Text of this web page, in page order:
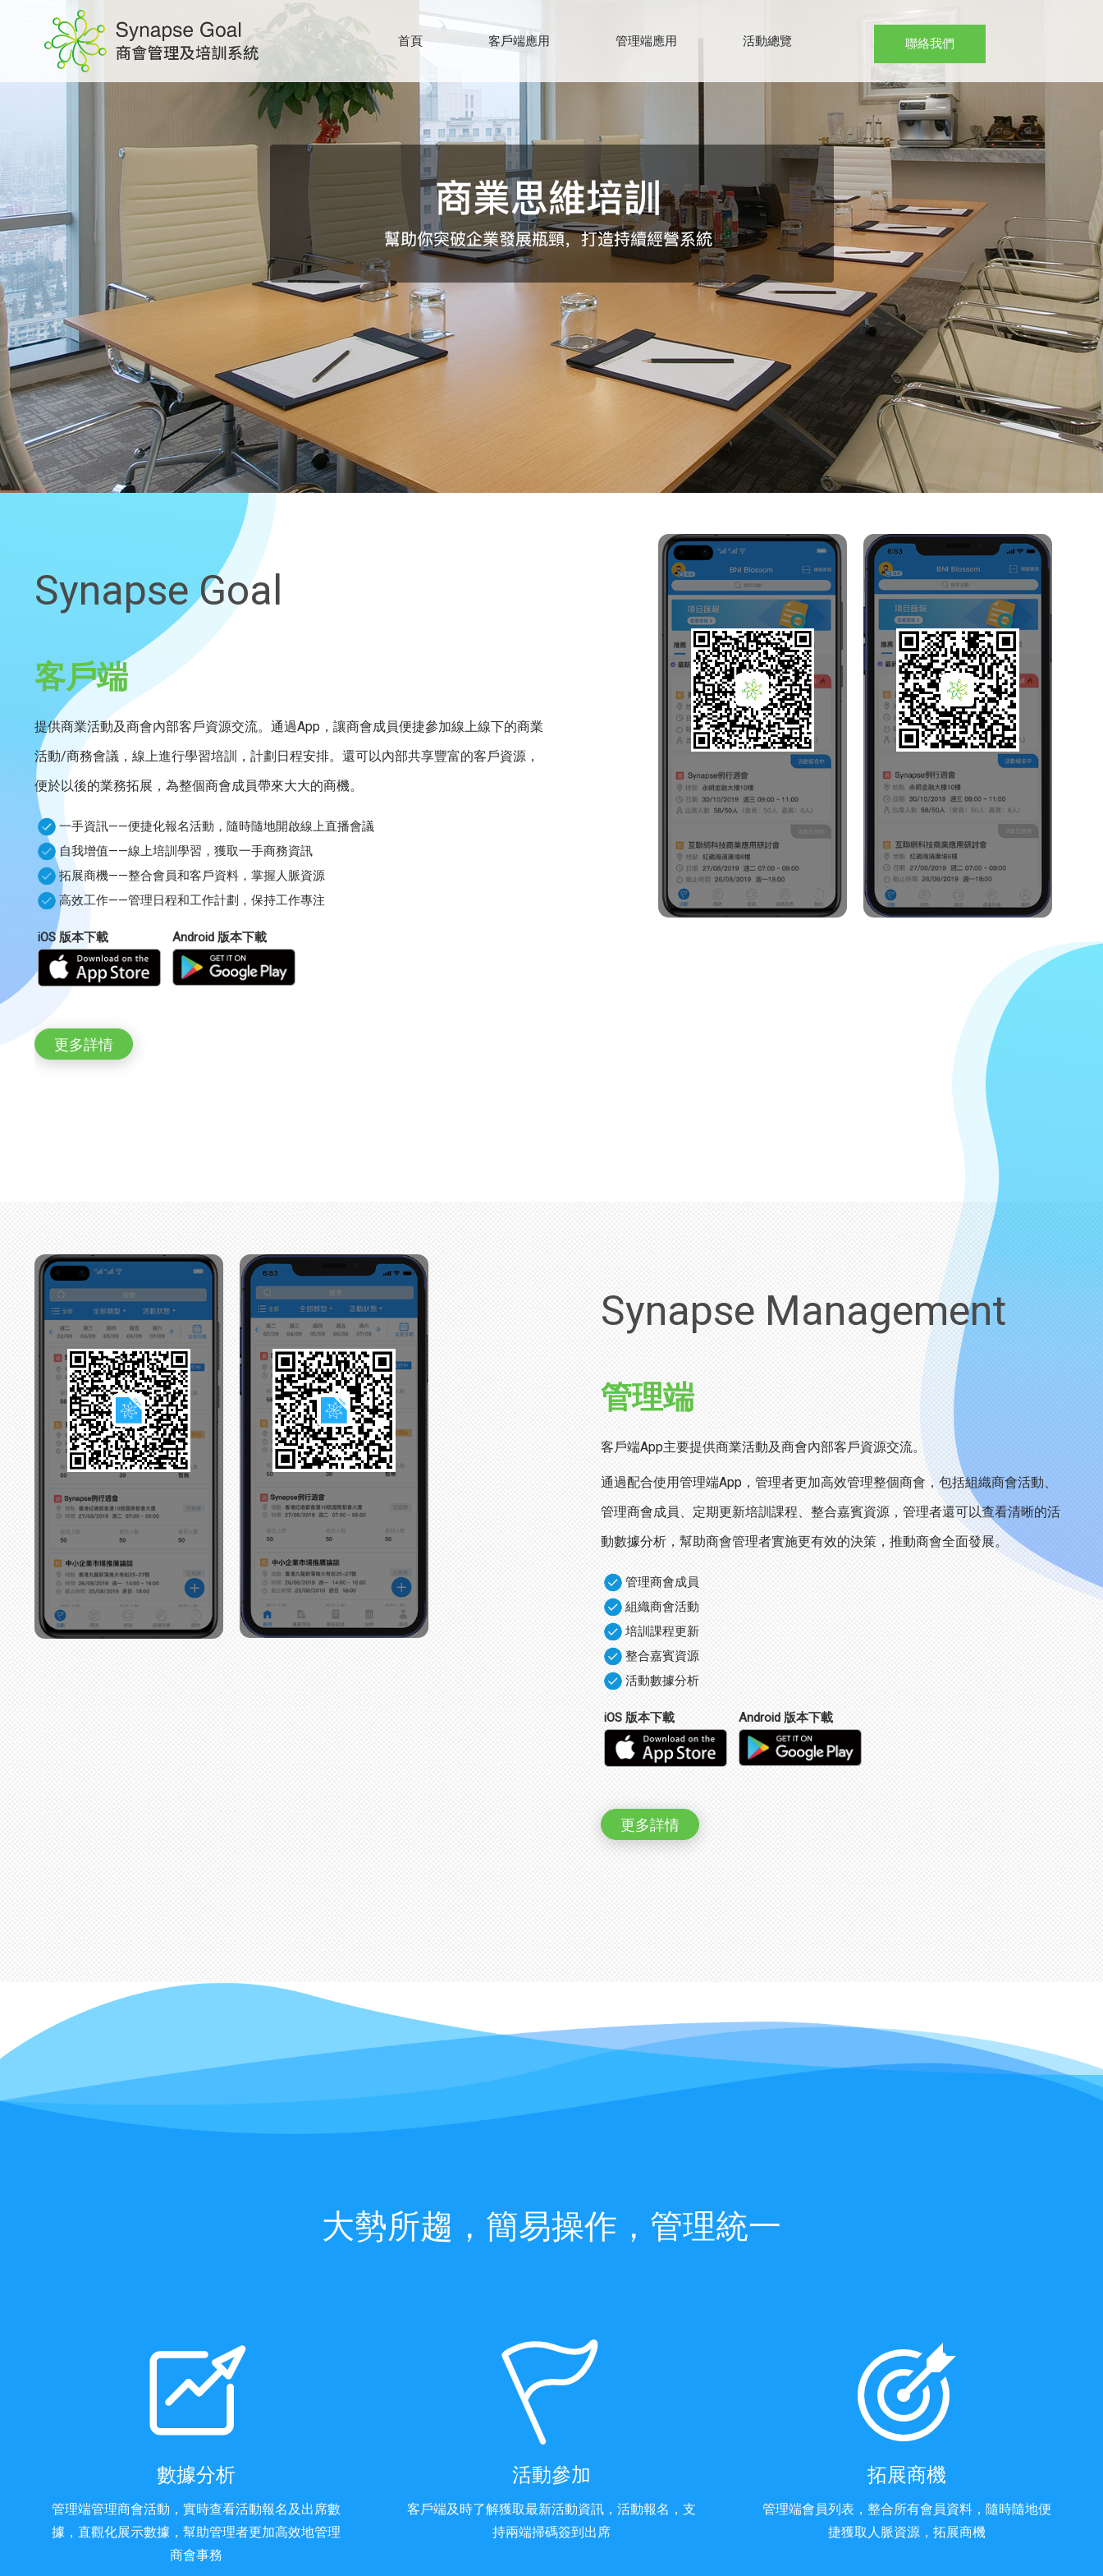
首頁 客戶端應用 管理端應用 活動總覽 聯絡我們
Synapse Goal
客戶端
提供商業活動及商會內部客戶資源交流。通過App，讓商會成員便捷參加線上線下的商業
活動/商務會議，線上進行學習培訓，計劃日程安排。還可以內部共享豐富的客戶資源，
便於以後的業務拓展，為整個商會成員帶來大大的商機。
一手資訊——便捷化報名活動，隨時隨地開啟線上直播會議
自我增值——線上培訓學習，獲取一手商務資訊
拓展商機——整合會員和客戶資料，掌握人脈資源
高效工作——管理日程和工作計劃，保持工作專注
iOS 版本下載 Android 版本下載
更多詳情
Synapse Management
管理端
客戶端App主要提供商業活動及商會內部客戶資源交流。
通過配合使用管理端App，管理者更加高效管理整個商會，包括組織商會活動、
管理商會成員、定期更新培訓課程、整合嘉賓資源，管理者還可以查看清晰的活
動數據分析，幫助商會管理者實施更有效的決策，推動商會全面發展。
管理商會成員
組織商會活動
培訓課程更新
整合嘉賓資源
活動數據分析
iOS 版本下載 Android 版本下載
更多詳情
大勢所趨，簡易操作，管理統一
數據分析
管理端管理商會活動，實時查看活動報名及出席數
據，直觀化展示數據，幫助管理者更加高效地管理
商會事務
活動參加
客戶端及時了解獲取最新活動資訊，活動報名，支
持兩端掃碼簽到出席
拓展商機
管理端會員列表，整合所有會員資料，隨時隨地便
捷獲取人脈資源，拓展商機